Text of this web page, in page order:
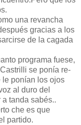
una revancha
gracias a los
de la cagada
programa fuese,
se ponía re-
le ponían los ojos
al duro del
tanda sabés..
che es que
partido.